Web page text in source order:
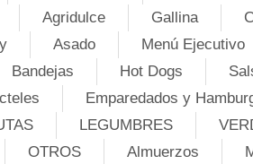
Agridulce Gallina
Asado Menú Ejecutivo
Bandejas Hot Dogs
Emparedados y
LEGUMBRES
OTROS Almuerzos